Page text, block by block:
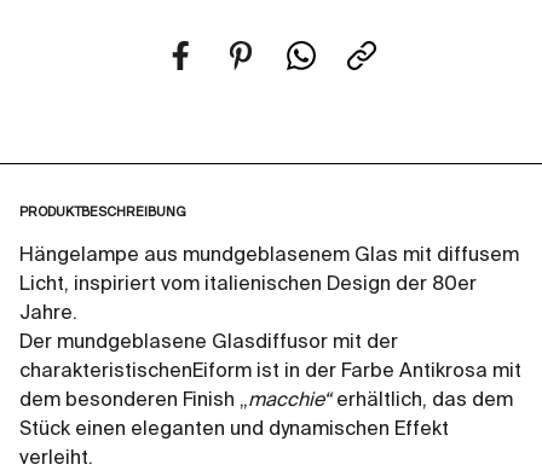
PRODUKTBESCHREIBUNG
Hängelampe aus mundgeblasenem Glas mit diffusem
Licht, inspiriert vom italienischen Design der 80er
Jahre.
Der mundgeblasene Glasdiffusor mit der
charakteristischenEiform ist in der Farbe Antikrosa mit
dem besonderen Finish „macchie“erhältlich, das dem
Stück einen eleganten und dynamischen Effekt
verleiht.